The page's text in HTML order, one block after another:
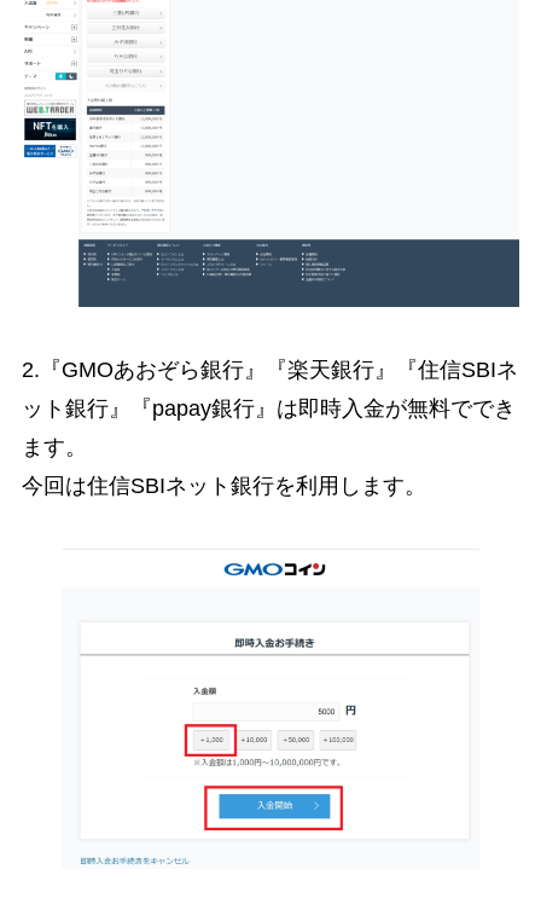
2.『GMOあおぞら銀行』『楽天銀行』『住信SBIネ
ット銀行』『papay銀行』は即時入金が無料ででき
ます。
今回は住信SBIネット銀行を利用します。